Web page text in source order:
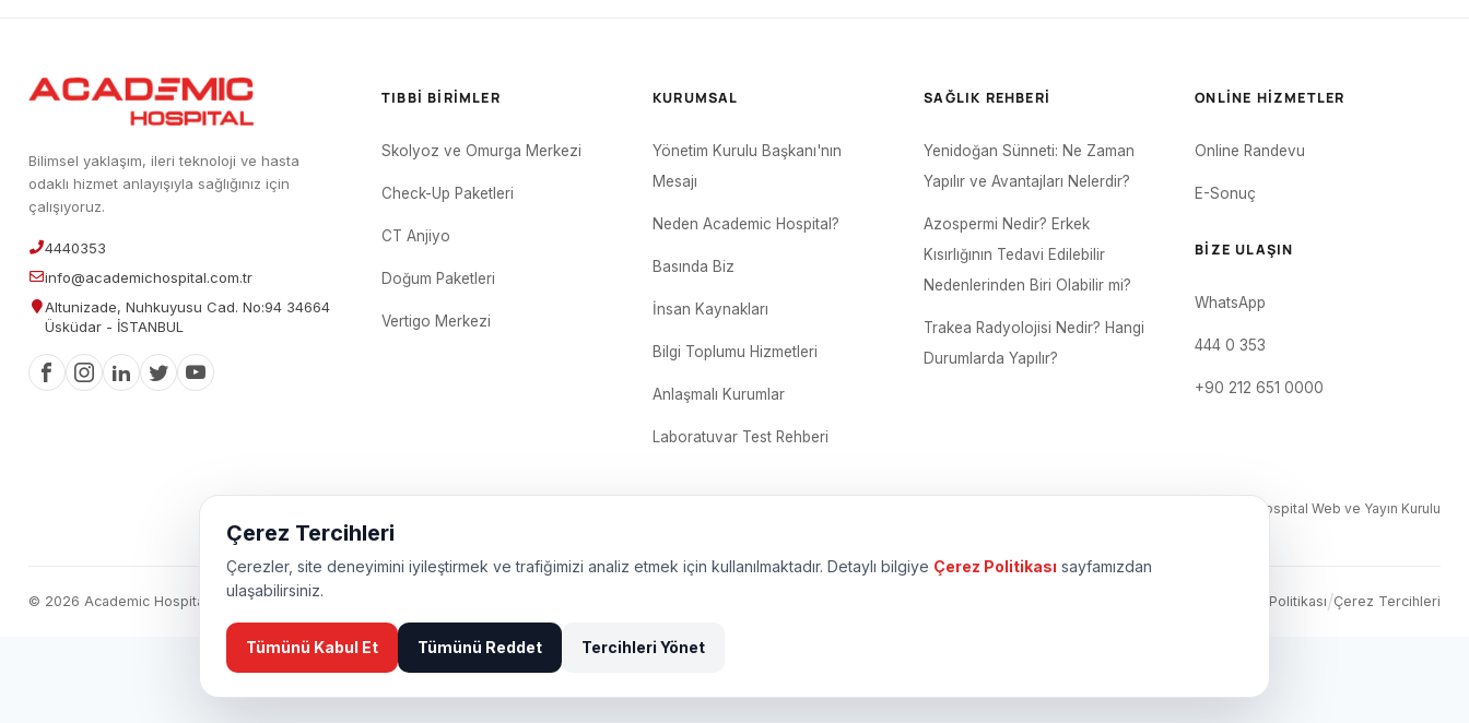
Bilimsel yaklaşım, ileri teknoloji ve hasta
odaklı hizmet anlayışıyla sağlığınız için
çalışıyoruz.
4440353
info@academichospital.com.tr
Altunizade, Nuhkuyusu Cad. No:94 34664
Üsküdar - İSTANBUL
TIBBI BIRIMLER
Skolyoz ve Omurga Merkezi
Check-Up Paketleri
CT Anjiyo
Doğum Paketleri
Vertigo Merkezi
KURUMSAL
Yönetim Kurulu Başkanı'nın
Mesajı
Neden Academic Hospital?
Basında Biz
İnsan Kaynakları
Bilgi Toplumu Hizmetleri
Anlaşmalı Kurumlar
Laboratuvar Test Rehberi
SAĞLIK REHBERI
Yenidoğan Sünneti: Ne Zaman
Yapılır ve Avantajları Nelerdir?
Azospermi Nedir? Erkek
Kısırlığının Tedavi Edilebilir
Nedenlerinden Biri Olabilir mi?
Trakea Radyolojisi Nedir? Hangi
Durumlarda Yapılır?
ONLINE HIZMETLER
Online Randevu
E-Sonuç
BIZE ULAŞIN
WhatsApp
444 0 353
+90 212 651 0000
Editör: Academic Hospital Web ve Yayın Kurulu
© 2026 Academic Hospital. Tüm hakları saklıdır. Çerez Politikası /Çerez Tercihleri
Çerez Tercihleri
Çerezler, site deneyimini iyileştirmek ve trafiğimizi analiz etmek için kullanılmaktadır. Detaylı bilgiye Çerez Politikası sayfamızdan
ulaşabilirsiniz.
Tümünü Kabul Et Tümünü Reddet Tercihleri Yönet